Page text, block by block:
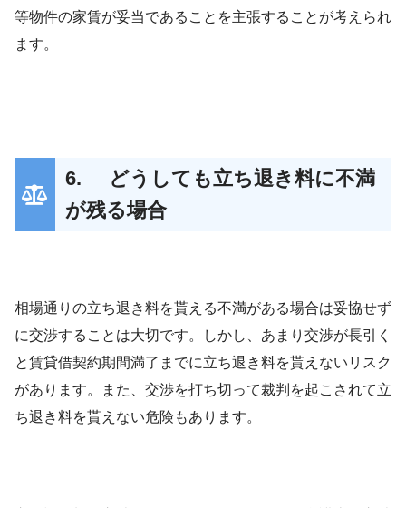
等物件の家賃が妥当であることを主張することが考えられ
ます。
6. どうしても立ち退き料に不満
が残る場合
相場通りの立ち退き料を貰える不満がある場合は妥協せず
に交渉することは大切です。しかし、あまり交渉が長引く
と賃貸借契約期間満了までに立ち退き料を貰えないリスク
があります。また、交渉を打ち切って裁判を起こされて立
ち退き料を貰えない危険もあります。